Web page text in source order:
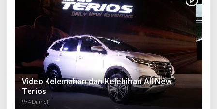
Video Kelemahan dan Kelebihan All New
Terios
974 Dilihat